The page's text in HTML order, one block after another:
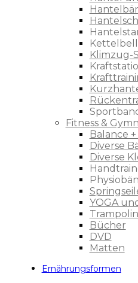
Klimzug-
Fitness &
Balance
Diverse
Diverse
YOGA
Bücher
DVD
Matten
Ernährungsformen